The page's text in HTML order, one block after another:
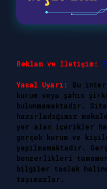
Reklam ve İletişim:
Yasal Uyarı:
Bu
kurum veya şahıs
bulunmamaktadır.
hazırladığımız
yer alan içerikler
gerçek kurum ve
yapılmamaktadır.
benzerlikleri
bilgiler taslak
taşımazlar.